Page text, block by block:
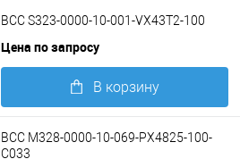
BCC S323-0000-10-001-VX43T2-100
Цена по запросу
В корзину
Подробнее
BCC M328-0000-10-069-PX4825-100-
C033